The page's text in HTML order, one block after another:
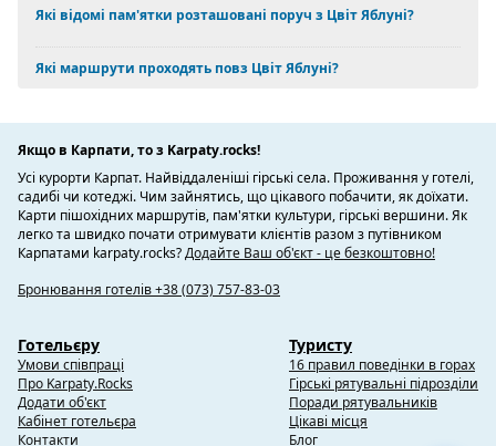
Які відомі пам'ятки розташовані поруч з Цвіт Яблуні?
Які маршрути проходять повз Цвіт Яблуні?
Якщо в Карпати, то з Karpaty.rocks!
Усі курорти Карпат. Найвіддаленіші гірські села. Проживання у готелі,
садибі чи котеджі. Чим зайнятись, що цікавого побачити, як доїхати.
Карти пішохідних маршрутів, пам'ятки культури, гірські вершини. Як
легко та швидко почати отримувати клієнтів разом з путівником
Карпатами karpaty.rocks?Додайте Ваш об'єкт - це безкоштовно!
Бронювання готелів +38 (073) 757-83-03
Готельєру
Умови співпраці
Про Karpaty.Rocks
Додати об'єкт
Кабінет готельєра
Контакти
Туристу
16 правил поведінки в горах
Гірські рятувальні підрозділи
Поради рятувальників
Цікаві місця
Блог